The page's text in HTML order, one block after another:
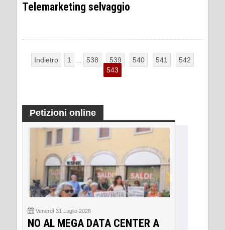
Telemarketing selvaggio
Indietro 1 538 539 540 541
542
543
Petizioni online
Venerdì 31 Luglio 2026
NO AL MEGA DATA CENTER A